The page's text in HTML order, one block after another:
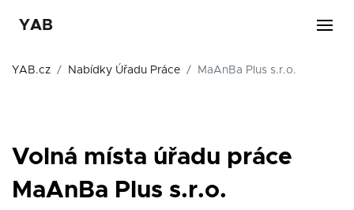
YAB
YAB.cz Nabídky Úřadu Práce MaAnBa Plus s.r.o.
Volná místa úřadu práce
MaAnBa Plus s.r.o.